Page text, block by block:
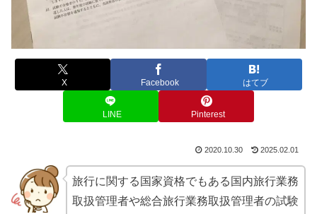
X Facebook はてブ
LINE Pinterest
2020.10.30 2025.02.01
旅行に関する国家資格でもある国内旅行業務
取扱管理者や総合旅行業務取扱管理者の試験